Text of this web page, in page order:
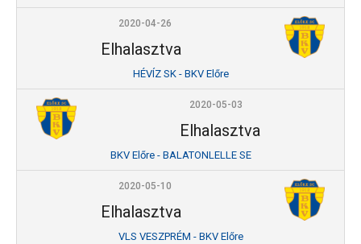
2020-04-26
Elhalasztva
HÉVÍZ SK - BKV Előre
2020-05-03
Elhalasztva
BKV Előre - BALATONLELLE SE
2020-05-10
Elhalasztva
VLS VESZPRÉM - BKV Előre